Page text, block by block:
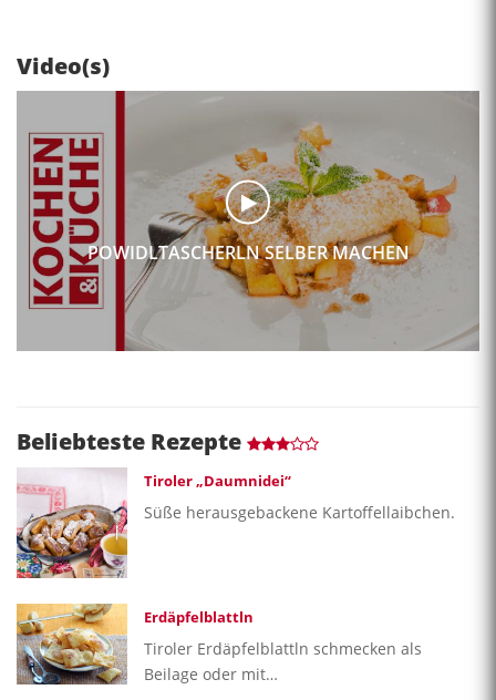
Video(s)
POWIDLTASCHERLN SELBER MACHEN
Beliebteste Rezepte
Tiroler „Daumnidei“
Süße herausgebackene Kartoffellaibchen.
Erdäpfelblattln
Tiroler Erdäpfelblattln schmecken als
Beilage oder mit…